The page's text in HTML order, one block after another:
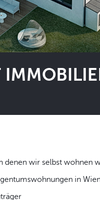
in denen wir selbst
in